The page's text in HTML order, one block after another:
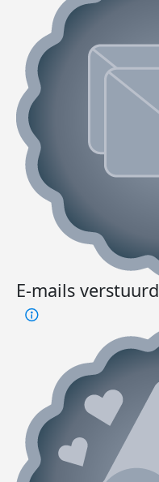
E-mails verstuurd